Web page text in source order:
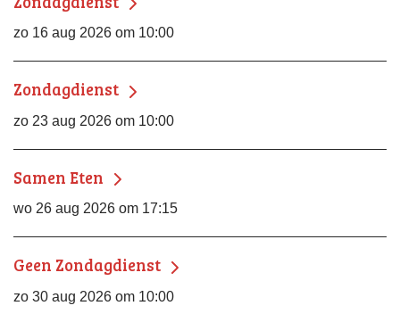
zo 16 aug 2026 om 10:00
Zondagdienst
zo 23 aug 2026 om 10:00
Samen Eten
wo 26 aug 2026 om 17:15
Geen Zondagdienst
zo 30 aug 2026 om 10:00